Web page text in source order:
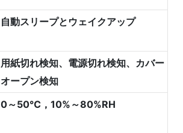
自動スリープとウェイクアップ
用紙切れ検知、電源切れ検知、カバー
オープン検知
0～50℃，10%～80%RH